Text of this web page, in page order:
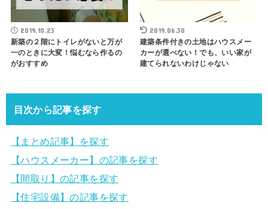
2019.10.23
新築の２階にトイレがないと万が
一のときに大変！悩むなら作るの
がおすすめ
2019.06.30
建築条件付きの土地はハウスメー
カーが選べない！でも、いい家が
建てられないわけじゃない
目次から記事を探す
【まとめ記事】を探す
【ハウスメーカー】の記事を探す
【間取り】の記事を探す
【住宅設備】の記事を探す